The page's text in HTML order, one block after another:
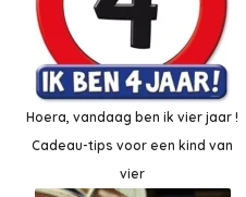
Hoera, vandaag ben ik vier jaar !
Cadeau-tips voor een kind van
vier